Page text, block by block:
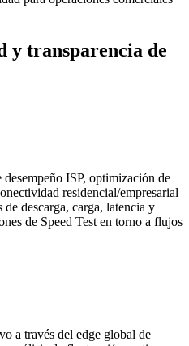
y transparencia de
ISP, optimización de
residencial/empresarial
descarga, carga, latencia y
de Speed Test en torno a flujos
a través del edge global de